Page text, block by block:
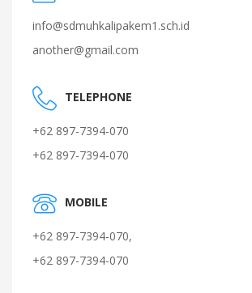
info@sdmuhkalipakem1.sch.id
another@gmail.com
TELEPHONE
+62 897-7394-070
+62 897-7394-070
MOBILE
+62 897-7394-070,
+62 897-7394-070